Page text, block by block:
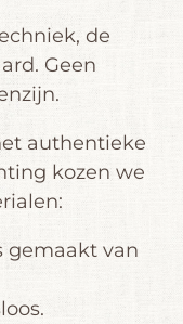
de
Geen
authentieke
kozen we
gemaakt van